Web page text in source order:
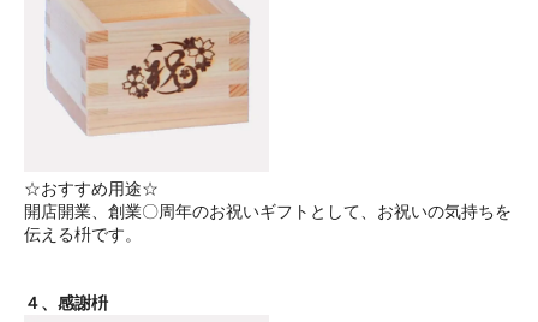
☆おすすめ用途☆
開店開業、創業〇周年のお祝いギフトとして、お祝いの気持ちを
伝える枡です。
４、感謝枡